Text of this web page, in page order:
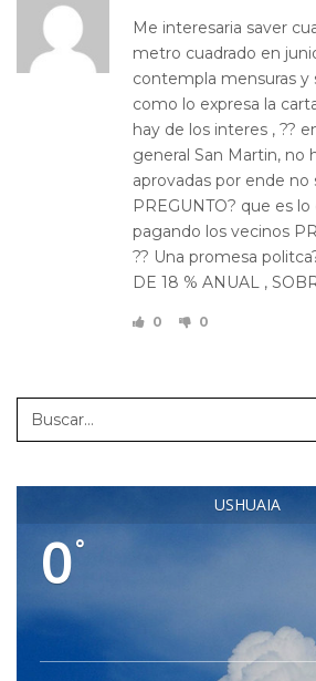
Me interesaria saver
metro cuadrado en
contempla mensuras y
como lo expresa la
hay de los interes , ??
general San Martin, no
aprovadas por ende no
PREGUNTO? que es
pagando los vecinos
?? Una promesa
DE 18 % ANUAL ,
0 0
USHUAIA
0°